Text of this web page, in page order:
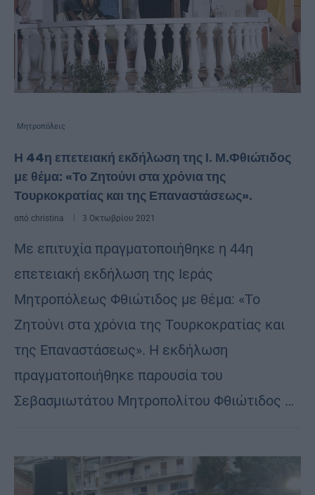
Μητροπόλεις
Η 44η επετειακή εκδήλωση της Ι. Μ.Φθιώτιδος
με θέμα: «Το Ζητούνι στα χρόνια της
Τουρκοκρατίας και της Επαναστάσεως».
από christina 3 Οκτωβρίου 2021
Με επιτυχία πραγματοποιήθηκε η 44η
επετειακή εκδήλωση της Ιεράς
Μητροπόλεως Φθιώτιδος με θέμα: «Το
Ζητούνι στα χρόνια της Τουρκοκρατίας και
της Επαναστάσεως». Η εκδήλωση
πραγματοποιήθηκε παρουσία του
Σεβασμιωτάτου Μητροπολίτου Φθιώτιδος …